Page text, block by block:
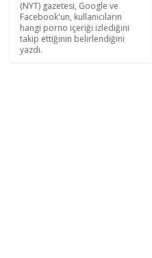
(NYT) gazetesi, Google ve
Facebook'un, kullanıcıların
hangi porno içeriği izlediğini
takip ettiğinin belirlendiğini
yazdı.